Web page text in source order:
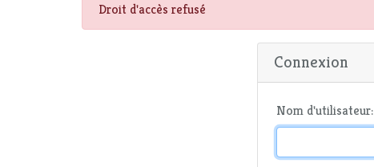
Droit d'accès refusé
Connexion
Nom d'utilisateur: